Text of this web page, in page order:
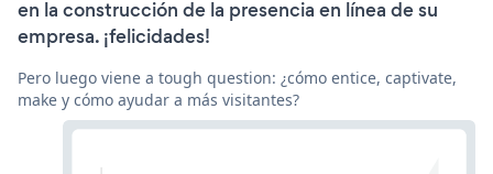
en la construcción de la presencia en línea de su
empresa. ¡felicidades!
Pero luego viene a tough question: ¿cómo entice, captivate,
make y cómo ayudar a más visitantes?